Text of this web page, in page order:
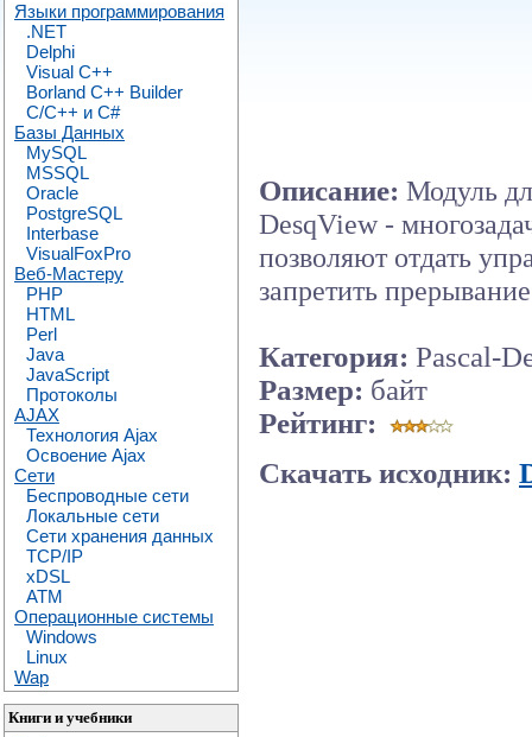
Языки программирования
.NET
Delphi
Visual C++
Borland C++ Builder
C/С++ и C#
Базы Данных
MySQL
MSSQL
Oracle
PostgreSQL
Interbase
VisualFoxPro
Веб-Мастеру
PHP
HTML
Perl
Java
JavaScript
Протоколы
AJAX
Технология Ajax
Освоение Ajax
Сети
Беспроводные сети
Локальные сети
Сети хранения данных
TCP/IP
xDSL
ATM
Операционные системы
Windows
Linux
Wap
Книги и учебники
Описание: Модуль
DesqView -
позволяют отдать
запретить
Категория: Pascal-
Размер: байт
Рейтинг:
Скачать исходник: